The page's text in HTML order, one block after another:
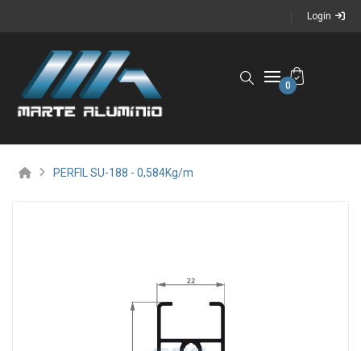
Login
0
PERFIL SU-188 - 0,584Kg/m